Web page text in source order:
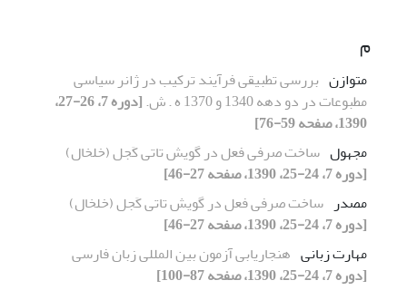
م
متوازن بررسی تطبیقی فرآیند ترکیب در ژانر سیاسی
مطبوعات در دو دهه 1340 و 1370 ه . ش.
[دوره 7، 26-27،
1390، صفحه 59-76]
مجهول ساخت صرفی فعل در گویش تاتی کَجل (خلخال)
[دوره 7، 24-25، 1390، صفحه 27-46]
مصدر ساخت صرفی فعل در گویش تاتی کَجل (خلخال)
[دوره 7، 24-25، 1390، صفحه 27-46]
مهارت زبانی هنجاریابی آزمون بین المللی زبان فارسی
[دوره 7، 24-25، 1390، صفحه 87-100]